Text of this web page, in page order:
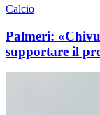
Calcio
Palmeri:
supportare il